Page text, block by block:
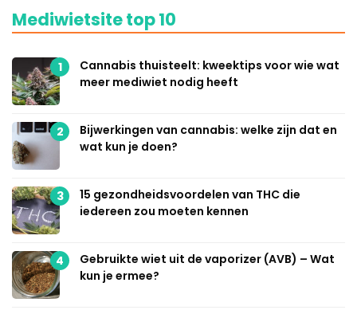
Mediwietsite top 10
1
Cannabis thuisteelt: kweektips voor wie wat
meer mediwiet nodig heeft
2
Bijwerkingen van cannabis: welke zijn dat en
wat kun je doen?
3
15 gezondheidsvoordelen van THC die
iedereen zou moeten kennen
4
Gebruikte wiet uit de vaporizer (AVB) – Wat
kun je ermee?